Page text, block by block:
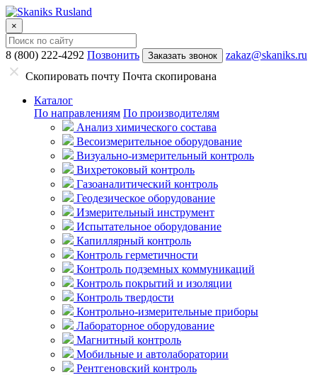
×
8 (800) 222-4292 Позвонить Заказать звонок
zakaz@skaniks.ru
Скопировать почту Почта скопирована
Каталог
По направлениям По производителям
Анализ химического состава
Весоизмерительное оборудование
Визуально-измерительный контроль
Вихретоковый контроль
Газоаналитический контроль
Геодезическое оборудование
Измерительный инструмент
Испытательное оборудование
Капиллярный контроль
Контроль герметичности
Контроль подземных коммуникаций
Контроль покрытий и изоляции
Контроль твердости
Контрольно-измерительные приборы
Лабораторное оборудование
Магнитный контроль
Мобильные и автолаборатории
Рентгеновский контроль